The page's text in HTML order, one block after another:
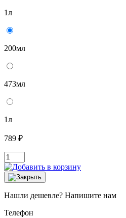
1л
200мл
473мл
1л
789 ₽
Нашли дешевле? Напишите нам
Телефон